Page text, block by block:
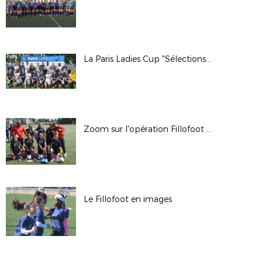
La Paris Ladies Cup "Sélections" en images
Zoom sur l'opération Fillofoot 2/2
Le Fillofoot en images